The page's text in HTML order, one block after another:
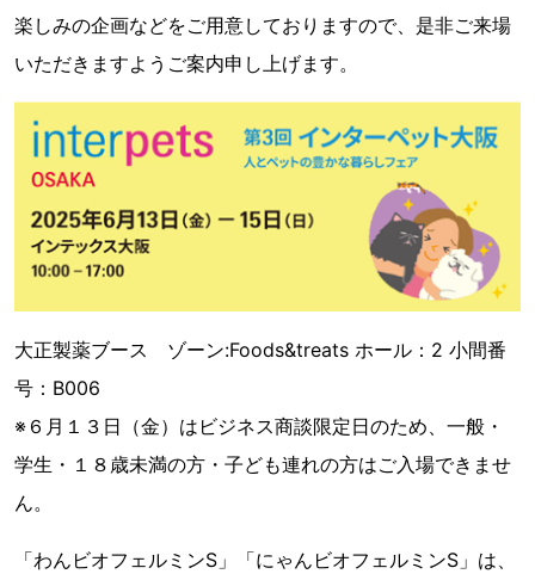
楽しみの企画などをご用意しておりますので、是非ご来場
いただきますようご案内申し上げます。
大正製薬ブース ゾーン:Foods&treats ホール：2 小間番
号：B006
※６月１３日（金）はビジネス商談限定日のため、一般・
学生・１８歳未満の方・子ども連れの方はご入場できませ
ん。
「わんビオフェルミンS」「にゃんビオフェルミンS」は、